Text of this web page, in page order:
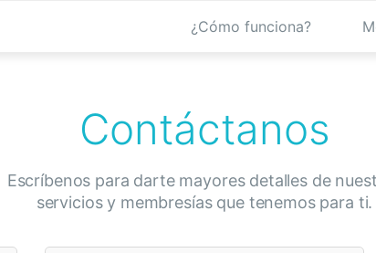
¿Cómo funciona?
Contáctanos
Escríbenos para darte mayores detalles de
servicios y membresías que tenemos para ti.